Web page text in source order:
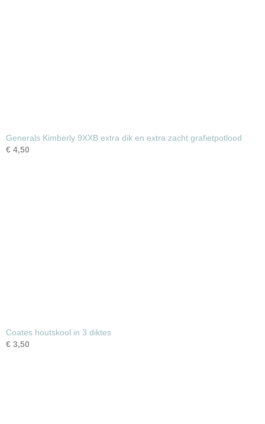
Generals Kimberly 9XXB extra dik en extra zacht grafietpotlood
€ 4,50
Coates houtskool in 3 diktes
€ 3,50